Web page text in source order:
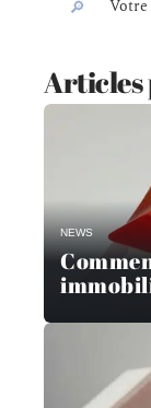
Articles
NEWS